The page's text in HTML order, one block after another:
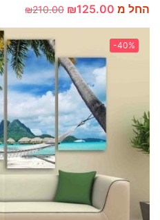
החל מ ₪125.00
₪210.00
-40%